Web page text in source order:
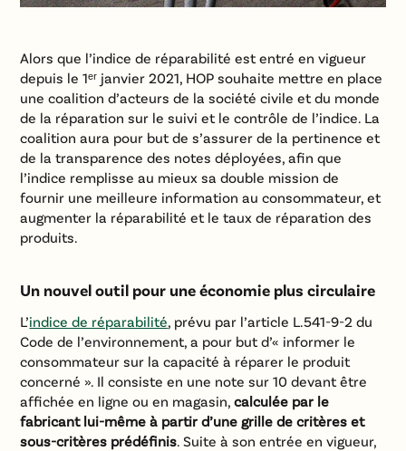
Alors que l’indice de réparabilité est entré en vigueur
depuis le 1ᵉʳ janvier 2021, HOP souhaite mettre en place
une coalition d’acteurs de la société civile et du monde
de la réparation sur le suivi et le contrôle de l’indice. La
coalition aura pour but de s’assurer de la pertinence et
de la transparence des notes déployées, afin que
l’indice remplisse au mieux sa double mission de
fournir une meilleure information au consommateur, et
augmenter la réparabilité et le taux de réparation des
produits.
Un nouvel outil pour une économie plus circulaire
L’indice de réparabilité, prévu par l’article L.541-9-2 du
Code de l’environnement, a pour but d’« informer le
consommateur sur la capacité à réparer le produit
concerné ». Il consiste en une note sur 10 devant être
affichée en ligne ou en magasin,calculée par le
fabricant lui-même à partir d’une grille de critères et
sous-critères prédéfinis. Suite à son entrée en vigueur,